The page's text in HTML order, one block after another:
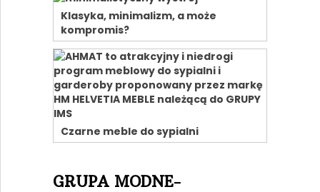
Klasyka, minimalizm, a może
kompromis?
Czarne meble do sypialni
GRUPA MODNE-